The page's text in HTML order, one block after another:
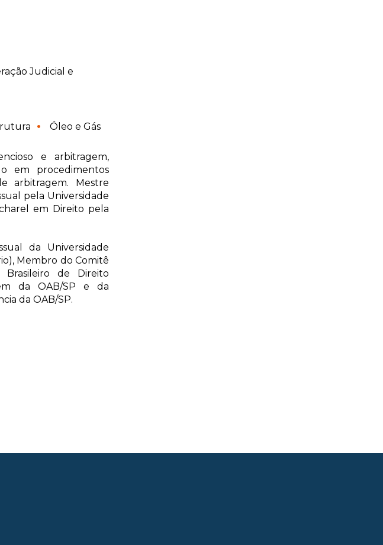
Judicial e
Óleo e Gás
e arbitragem,
em procedimentos
arbitragem. Mestre
pela Universidade
em Direito pela
da Universidade
Membro do Comitê
de Direito
da OAB/SP e da
da OAB/SP.